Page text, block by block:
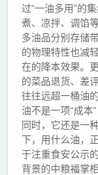
过“一油多用”的
煮、凉拌、调馅
多油品分别存储
的物理特性也减
在的降本效果。
的菜品退货、差
往往远超一桶油
油不是一项“成本”
同时，它还是一
下，用什么油，
于注重食安公示
背景的中粮福掌